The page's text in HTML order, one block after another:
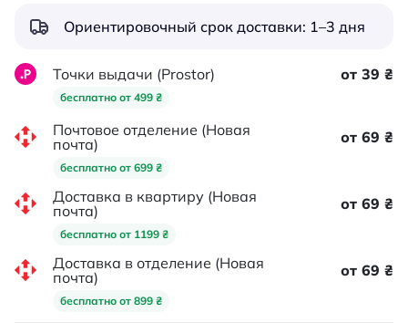
Ориентировочный срок доставки: 1–3 дня
Точки выдачи (Prostor)
бесплатно от 499 ₴
от 39 ₴
Почтовое отделение (Новая
почта)
бесплатно от 699 ₴
от 69 ₴
Доставка в квартиру (Новая
почта)
бесплатно от 1199 ₴
от 69 ₴
Доставка в отделение (Новая
почта)
бесплатно от 899 ₴
от 69 ₴